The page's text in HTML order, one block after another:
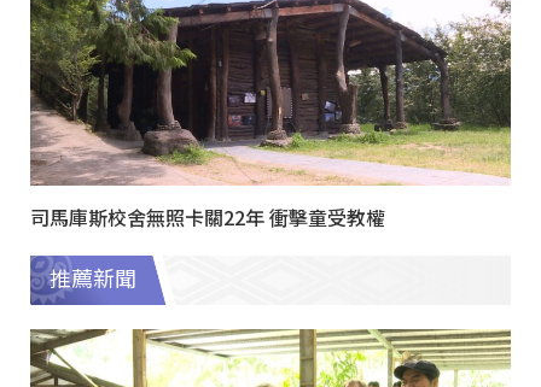
司馬庫斯校舍無照卡關22年 衝擊童受教權
推薦新聞